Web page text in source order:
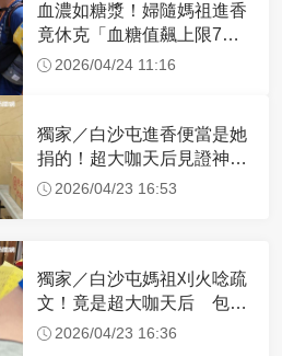
血濃如糖漿！婦隨媽祖進香
竟休克「血糖值飆上限7
倍」 醫曝原因
2026/04/24 11:16
獨家／白沙屯進香便當是她
捐的！超大咖天后見證神
蹟 一靠近媽祖就爆哭
2026/04/23 16:53
獨家／白沙屯媽祖刈火唸疏
文！竟是超大咖天后 包尿
布忍尿5小時不喊累
2026/04/23 16:36